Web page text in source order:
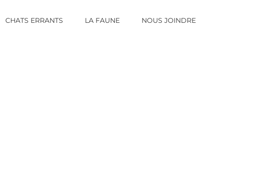
CHATS ERRANTS LA FAUNE NOUS JOINDRE